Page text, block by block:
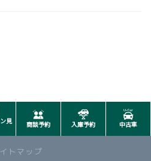
見
商談予約 入庫予約 中古車
トマップ